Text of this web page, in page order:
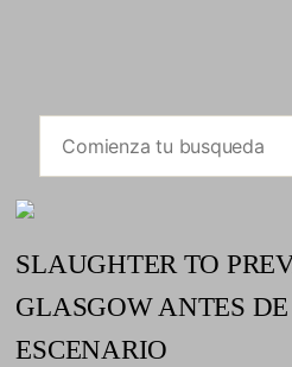
SLAUGHTER TO
GLASGOW ANTES
ESCENARIO